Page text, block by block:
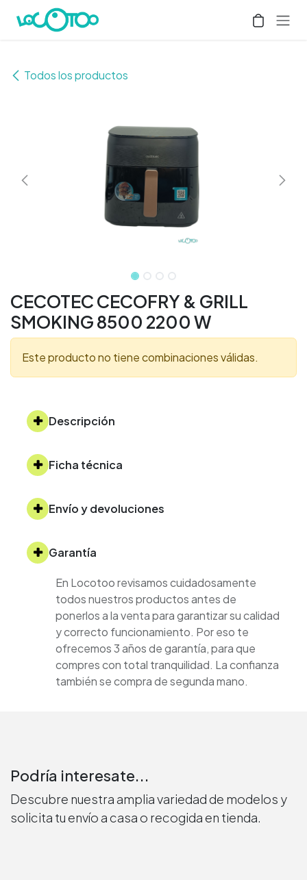
Ir al contenido
Todos los productos
CECOTEC CECOFRY & GRILL
SMOKING 8500 2200 W
Este producto no tiene combinaciones válidas.
Descripción
Ficha técnica
Envío y devoluciones
Garantía
En Locotoo revisamos cuidadosamente
todos nuestros productos antes de
ponerlos a la venta para garantizar su calidad
y correcto funcionamiento. Por eso te
ofrecemos 3 años de garantía, para que
compres con total tranquilidad. La confianza
también se compra de segunda mano.
Podría interesate...
Descubre nuestra amplia variedad de modelos y
solicita tu envío a casa o recogida en tienda.